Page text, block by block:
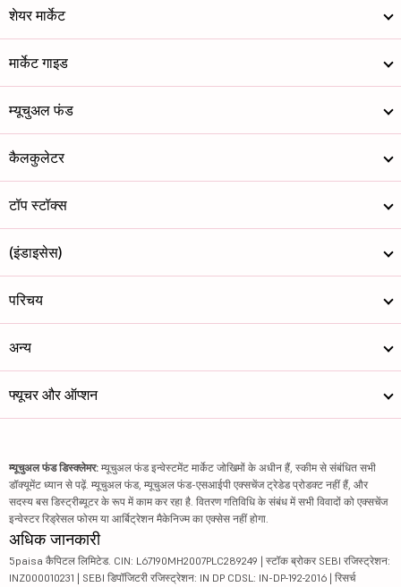
शेयर मार्केट
मार्केट गाइड
म्यूचुअल फंड
कैलकुलेटर
टॉप स्टॉक्स
(इंडाइसेस)
परिचय
अन्य
फ्यूचर और ऑप्शन
म्यूचुअल फंड डिस्क्लेमर: म्यूचुअल फंड इन्वेस्टमेंट मार्केट जोखिमों के अधीन हैं, स्कीम से संबंधित सभी
डॉक्यूमेंट ध्यान से पढ़ें. म्यूचुअल फंड, म्यूचुअल फंड-एसआईपी एक्सचेंज ट्रेडेड प्रोडक्ट नहीं हैं, और
सदस्य बस डिस्ट्रीब्यूटर के रूप में काम कर रहा है. वितरण गतिविधि के संबंध में सभी विवादों को एक्सचेंज
इन्वेस्टर रिड्रेसल फोरम या आर्बिट्रेशन मैकेनिज्म का एक्सेस नहीं होगा.
अधिक जानकारी
5paisa कैपिटल लिमिटेड. CIN: L67190MH2007PLC289249 | स्टॉक ब्रोकर SEBI रजिस्ट्रेशन:
INZ000010231 | SEBI डिपॉजिटरी रजिस्ट्रेशन: IN DP CDSL: IN-DP-192-2016 | रिसर्च